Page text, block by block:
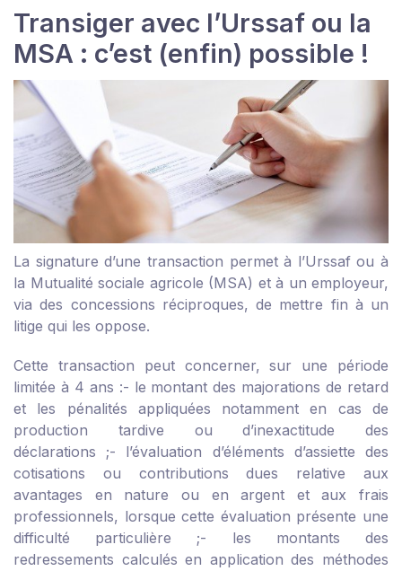
Transiger avec l’Urssaf ou la
MSA : c’est (enfin) possible !
La signature d’une transaction permet à l’Urssaf ou à
la Mutualité sociale agricole (MSA) et à un employeur,
via des concessions réciproques, de mettre fin à un
litige qui les oppose.
Cette transaction peut concerner, sur une période
limitée à 4 ans :- le montant des majorations de retard
et les pénalités appliquées notamment en cas de
production tardive ou d’inexactitude des
déclarations ;- l’évaluation d’éléments d’assiette des
cotisations ou contributions dues relative aux
avantages en nature ou en argent et aux frais
professionnels, lorsque cette évaluation présente une
difficulté particulière ;- les montants des
redressements calculés en application des méthodes